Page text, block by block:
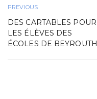
PREVIOUS
DES CARTABLES POUR
LES ÉLÈVES DES
ÉCOLES DE BEYROUTH